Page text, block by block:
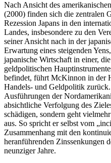
Nach Ansicht des
(2000) finden sich die zentralen
Rezession Japans in den
Landes, insbesondere zu den
seiner Ansicht nach in der
Erwartung eines steigenden
japanische Wirtschaft in einer,
geldpolitischen
befindet, führt McKinnon in der
Handels- und Geldpolitik
Ausführungen der
absichtliche Verfolgung des
schädigen, sondern geht
aus. So spricht er selbst vom
Zusammenhang mit den
heranführenden Zinssenkungen
neunziger Jahre.